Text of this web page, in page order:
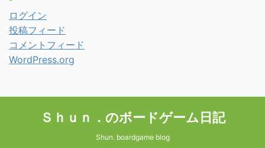
ログイン
投稿フィード
コメントフィード
WordPress.org
Ｓｈｕｎ．のボードゲーム日記
Shun. boardgame blog